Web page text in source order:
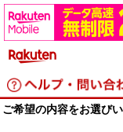
ご希望の内容をお選び